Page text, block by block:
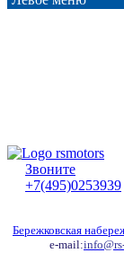
Звоните
+7(495)0253939
Бережковская
e-mail: